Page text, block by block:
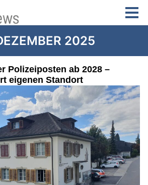
2025
Polizeiposten ab 2028 –
eigenen Standort